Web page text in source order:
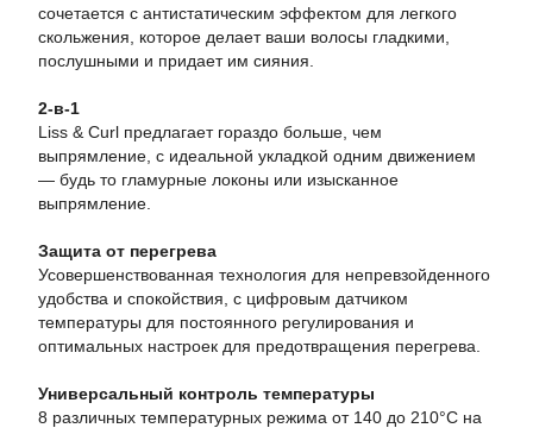
сочетается с антистатическим эффектом для легкого
скольжения, которое делает ваши волосы гладкими,
послушными и придает им сияния.
2-в-1
Liss & Curl предлагает гораздо больше, чем
выпрямление, с идеальной укладкой одним движением
— будь то гламурные локоны или изысканное
выпрямление.
Защита от перегрева
Усовершенствованная технология для непревзойденного
удобства и спокойствия, с цифровым датчиком
температуры для постоянного регулирования и
оптимальных настроек для предотвращения перегрева.
Универсальный контроль температуры
8 различных температурных режима от 140 до 210°C на